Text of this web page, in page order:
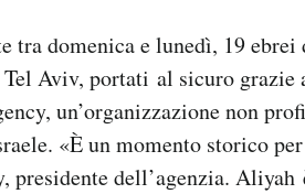
tra domenica e lunedì, 19 ebrei
Aviv, portati al sicuro grazie
un’organizzazione non
«È un momento storico
presidente dell’agenzia.